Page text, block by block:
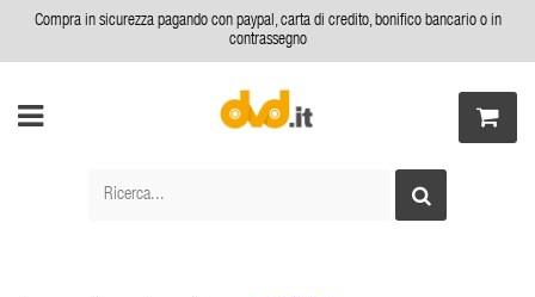
Compra in sicurezza pagando con paypal, carta di credito, bonifico bancario o in
contrassegno